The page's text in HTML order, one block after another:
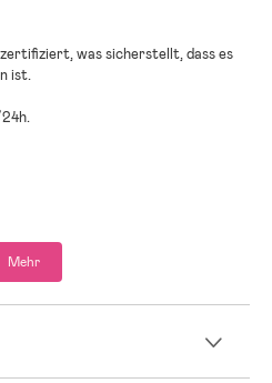
was sicherstellt, dass es
ist.
Mehr